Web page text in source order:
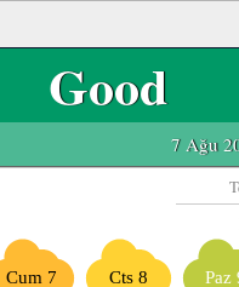
Good
7 Ağu
Cum 7 Cts 8 Paz